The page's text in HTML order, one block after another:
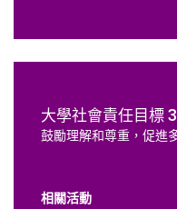
大學社會責任目標
鼓勵理解和尊重，促進
相關活動